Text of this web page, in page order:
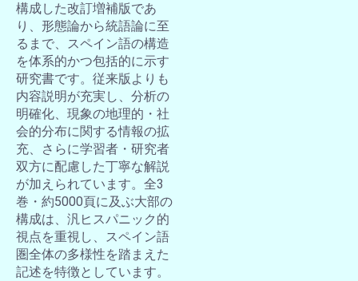
構成した改訂増補版であ
り、形態論から統語論に至
るまで、スペイン語の構造
を体系的かつ包括的に示す
研究書です。従来版よりも
内容説明が充実し、分析の
明確化、現象の地理的・社
会的分布に関する情報の拡
充、さらに学習者・研究者
双方に配慮した丁寧な解説
が加えられています。全3
巻・約5000頁に及ぶ大部の
構成は、汎ヒスパニック的
視点を重視し、スペイン語
圏全体の多様性を踏まえた
記述を特徴としています。